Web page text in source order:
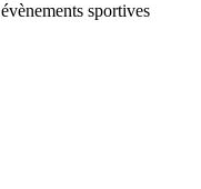
sportives